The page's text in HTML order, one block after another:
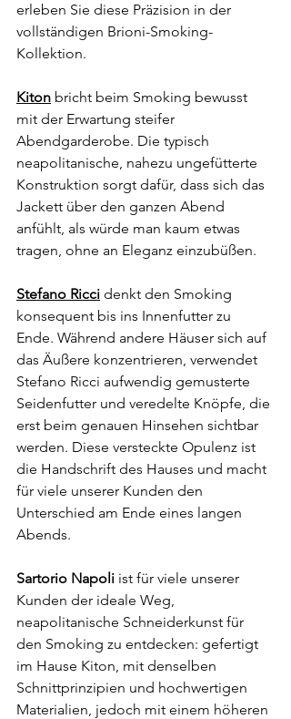
erleben Sie diese Präzision in der
vollständigen Brioni-Smoking-
Kollektion.
Kiton bricht beim Smoking bewusst
mit der Erwartung steifer
Abendgarderobe. Die typisch
neapolitanische, nahezu ungefütterte
Konstruktion sorgt dafür, dass sich das
Jackett über den ganzen Abend
anfühlt, als würde man kaum etwas
tragen, ohne an Eleganz einzubüßen.
Stefano Ricci denkt den Smoking
konsequent bis ins Innenfutter zu
Ende. Während andere Häuser sich auf
das Äußere konzentrieren, verwendet
Stefano Ricci aufwendig gemusterte
Seidenfutter und veredelte Knöpfe, die
erst beim genauen Hinsehen sichtbar
werden. Diese versteckte Opulenz ist
die Handschrift des Hauses und macht
für viele unserer Kunden den
Unterschied am Ende eines langen
Abends.
Sartorio Napoli ist für viele unserer
Kunden der ideale Weg,
neapolitanische Schneiderkunst für
den Smoking zu entdecken: gefertigt
im Hause Kiton, mit denselben
Schnittprinzipien und hochwertigen
Materialien, jedoch mit einem höheren